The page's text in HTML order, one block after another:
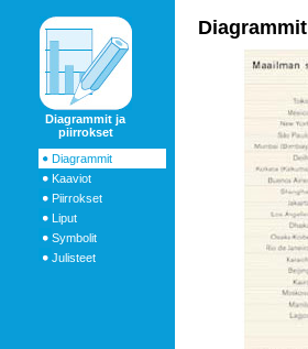
Diagrammit ja
piirrokset
Diagrammit
Kaaviot
Piirrokset
Liput
Symbolit
Julisteet
Diagrammit